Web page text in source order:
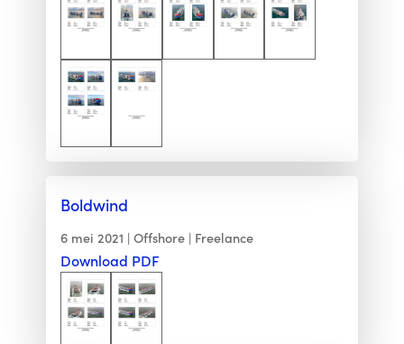
Boldwind
6 mei 2021 Offshore Freelance
Download PDF